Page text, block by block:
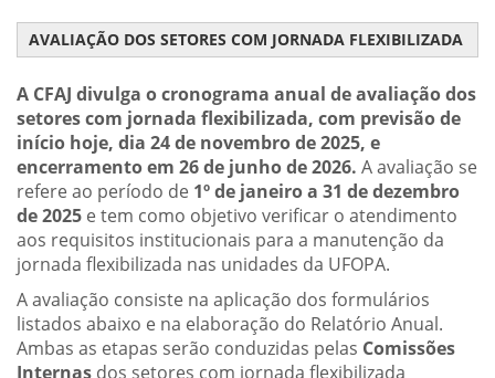
AVALIAÇÃO DOS SETORES COM JORNADA FLEXIBILIZADA
A CFAJ divulga o cronograma anual de avaliação dos
setores com jornada flexibilizada, com previsão de
início hoje, dia 24 de novembro de 2025, e
encerramento em 26 de junho de 2026. A avaliação se
refere ao período de 1º de janeiro a 31 de dezembro
de 2025 e tem como objetivo verificar o atendimento
aos requisitos institucionais para a manutenção da
jornada flexibilizada nas unidades da UFOPA.
A avaliação consiste na aplicação dos formulários
listados abaixo e na elaboração do Relatório Anual.
Ambas as etapas serão conduzidas pelas Comissões
Internas dos setores com jornada flexibilizada